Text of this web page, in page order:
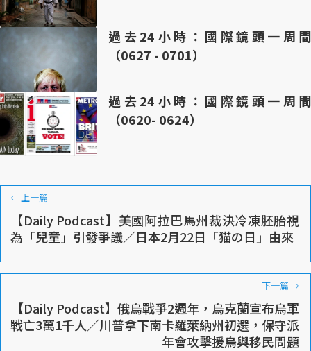
過去24小時：國際鏡頭一周間
（0627 - 0701）
過去24小時：國際鏡頭一周間
（0620- 0624）
← 上一篇
【Daily Podcast】美國阿拉巴馬州裁決冷凍胚胎視
為「兒童」引發爭議／日本2月22日「猫の日」由來
下一篇→
【Daily Podcast】俄烏戰爭2週年，烏克蘭宣布烏軍
戰亡3萬1千人／川普拿下南卡羅萊納州初選，保守派
年會攻擊援烏與移民問題